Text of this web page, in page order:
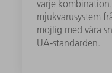
varje
mjukvarusystem
möjlig med våra
UA-standarden.